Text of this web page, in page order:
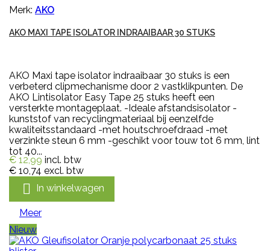
Merk: AKO
AKO MAXI TAPE ISOLATOR INDRAAIBAAR 30 STUKS
AKO Maxi tape isolator indraaibaar 30 stuks is een
verbeterd clipmechanisme door 2 vastklikpunten. De
AKO Lintisolator Easy Tape 25 stuks heeft een
versterkte montageplaat. -Ideale afstandsisolator -
kunststof van recyclingmateriaal bij eenzelfde
kwaliteitsstandaard -met houtschroefdraad -met
verzinkte steun 6 mm -geschikt voor touw tot 6 mm, lint
tot 40...
€ 12,99 incl. btw
€ 10,74 excl. btw
 In winkelwagen
Meer
Nieuw